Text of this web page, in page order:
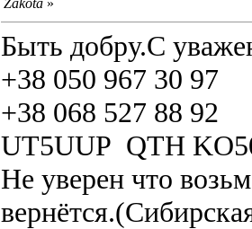
Быть добру.С
+38 050 967 30 97
+38 068 527 88 92
UT5UUP QTH
Не уверен что